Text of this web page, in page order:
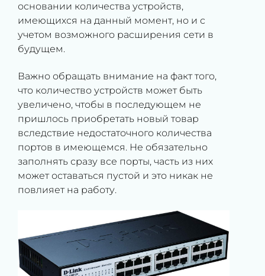
основании количества устройств,
имеющихся на данный момент, но и с
учетом возможного расширения сети в
будущем.
Важно обращать внимание на факт того,
что количество устройств может быть
увеличено, чтобы в последующем не
пришлось приобретать новый товар
вследствие недостаточного количества
портов в имеющемся. Не обязательно
заполнять сразу все порты, часть из них
может оставаться пустой и это никак не
повлияет на работу.